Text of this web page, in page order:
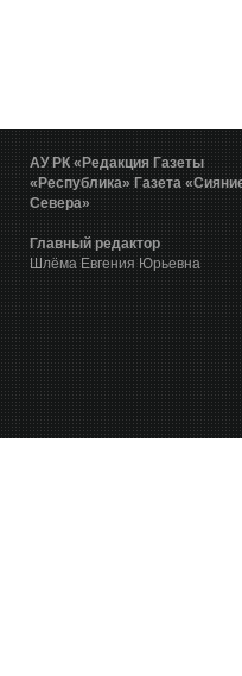
АУ РК «Редакция Газеты
«Республика» Газета
Севера»
Главный редактор
Шлёма Евгения Юрьевна